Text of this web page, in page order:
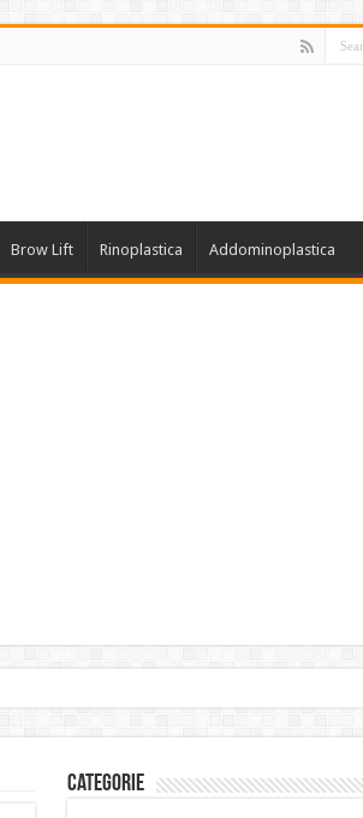
Brow Lift Rinoplastica Addominoplastica
Categorie